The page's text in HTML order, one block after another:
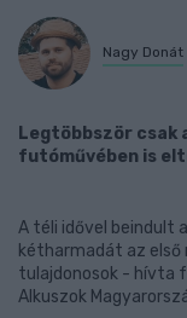
Nagy Donát
Legtöbbször csak
futóművében is
A téli idővel beindult
kétharmadát az első
tulajdonosok - hívta
Alkuszok